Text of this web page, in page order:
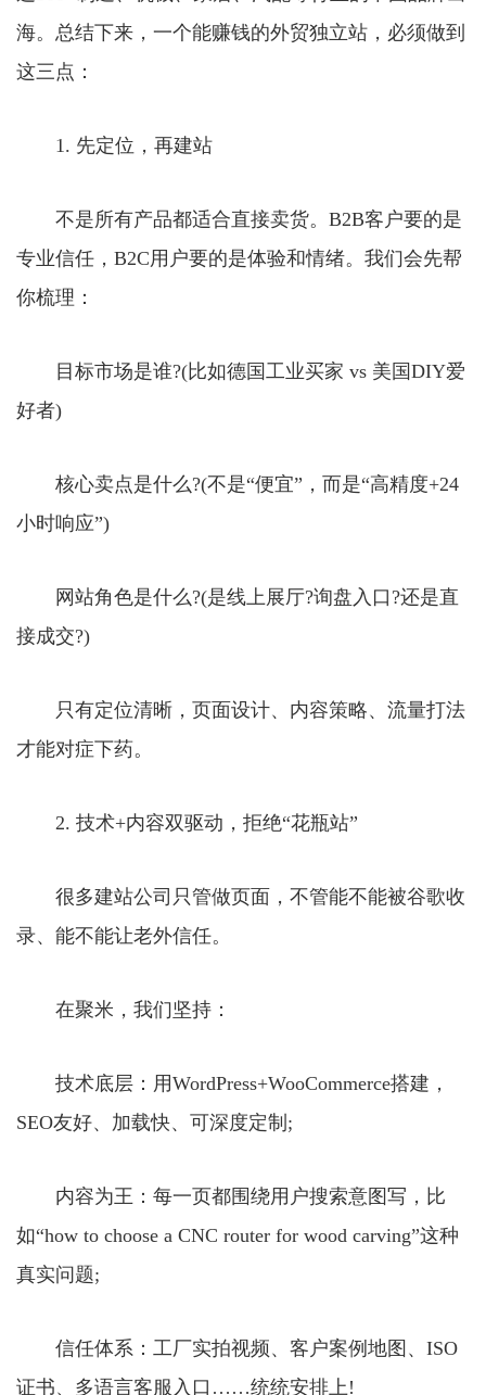
海。总结下来，一个能赚钱的外贸独立站，必须做到
这三点：
1. 先定位，再建站
不是所有产品都适合直接卖货。B2B客户要的是
专业信任，B2C用户要的是体验和情绪。我们会先帮
你梳理：
目标市场是谁?(比如德国工业买家 vs 美国DIY爱
好者)
核心卖点是什么?(不是“便宜”，而是“高精度+24
小时响应”)
网站角色是什么?(是线上展厅?询盘入口?还是直
接成交?)
只有定位清晰，页面设计、内容策略、流量打法
才能对症下药。
2. 技术+内容双驱动，拒绝“花瓶站”
很多建站公司只管做页面，不管能不能被谷歌收
录、能不能让老外信任。
在聚米，我们坚持：
技术底层：用WordPress+WooCommerce搭建，
SEO友好、加载快、可深度定制;
内容为王：每一页都围绕用户搜索意图写，比
如“how to choose a CNC router for wood carving”这种
真实问题;
信任体系：工厂实拍视频、客户案例地图、ISO
证书、多语言客服入口……统统安排上!